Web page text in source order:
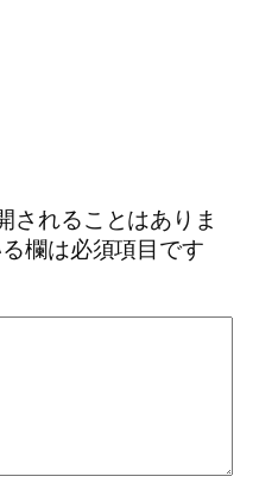
されることはありま
欄は必須項目です